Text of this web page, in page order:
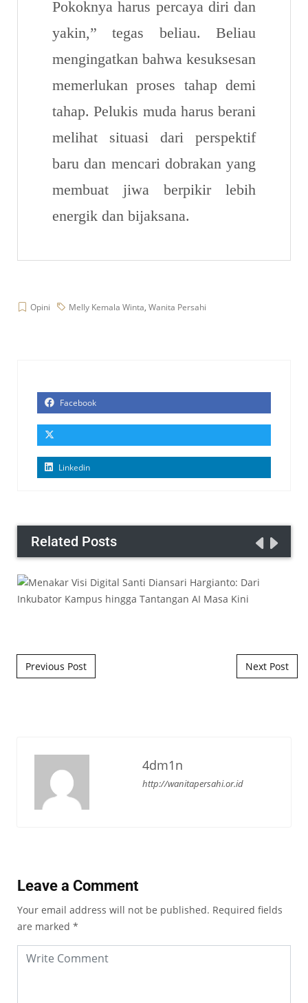
Pokoknya harus percaya diri dan
yakin,” tegas beliau. Beliau
mengingatkan bahwa kesuksesan
memerlukan proses tahap demi
tahap. Pelukis muda harus berani
melihat situasi dari perspektif
baru dan mencari dobrakan yang
membuat jiwa berpikir lebih
energik dan bijaksana.
Opini Melly Kemala Winta, Wanita Persahi
Facebook
Linkedin
Related Posts
Post navigation
Previous Post Next Post
4dm1n
http://wanitapersahi.or.id
Leave a Comment
Your email address will not be published. Required fields
are marked *